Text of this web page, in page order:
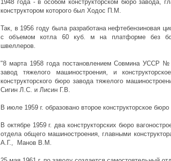
1948 года - в особом конструкторском бюро завода,
конструктором которого был Ходос П.М.
Так, в 1956 году была разработана нефтебензиновая
с объемом котла 60 куб. м на платформе без
швеллеров.
"8 марта 1958 года постановлением Совмина УССР
завод тяжелого машиностроения, и
конструкторского бюро завода тяжелого
Сигин Л.С. и Лисин Г.В.
В июле 1959 г. образовано второе конструкторское
В октябре 1959 г. два конструкторских бюро
отдела общего машиностроения, главными
А.Г., Манов В.М.